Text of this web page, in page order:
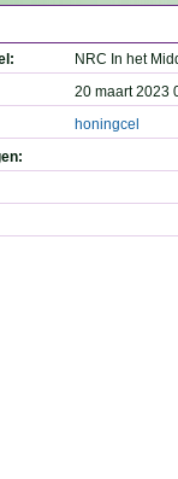
NRC In het
20 maart 2023
honingcel